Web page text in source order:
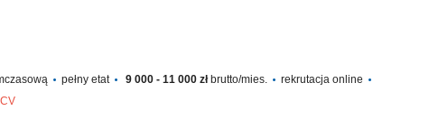
pełny etat 9 000 - 11 000 złbrutto/mies.
rekrutacja online